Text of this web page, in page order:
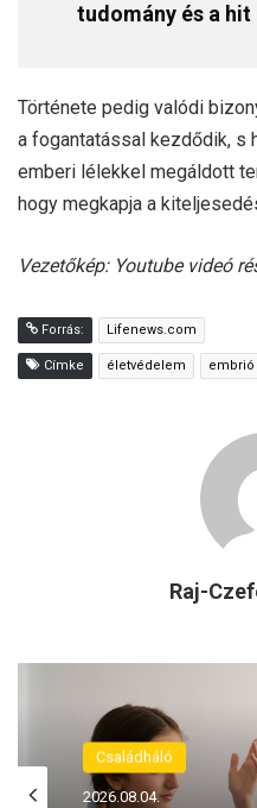
tudomány és a
Története pedig valódi
a fogantatással kezdődik, s
emberi lélekkel megáldott
hogy megkapja a
Vezetőkép: Youtube videó
Forrás: Lifenews.com
Címke életvédelem embrió
Raj-
Családháló
2026.08.04.